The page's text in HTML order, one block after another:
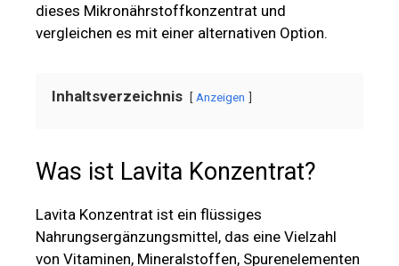
dieses Mikronährstoffkonzentrat und
vergleichen es mit einer alternativen Option.
Inhaltsverzeichnis Anzeigen
Was ist Lavita Konzentrat?
Lavita Konzentrat ist ein flüssiges
Nahrungsergänzungsmittel, das eine Vielzahl
von Vitaminen, Mineralstoffen, Spurenelementen